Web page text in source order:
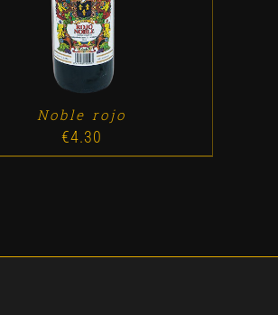
Noble rojo
€4.30